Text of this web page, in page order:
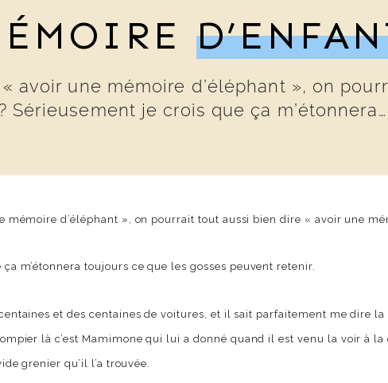
avoir une mémoire d’éléphant », on
Sérieusement je crois que ça m’étonnera…
mémoire d’éléphant », on pourrait tout aussi bien dire « avoir une
m’étonnera toujours ce que les gosses peuvent retenir.
et des centaines de voitures, et il sait parfaitement me dire la
là c’est Mamimone qui lui a donné quand il est venu la voir à
grenier qu’il l’a trouvée.